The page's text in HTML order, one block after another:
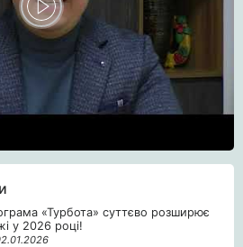
«Турбота» суттєво розширює
у 2026 році!